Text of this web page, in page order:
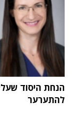
הנחת היסוד
להתערער